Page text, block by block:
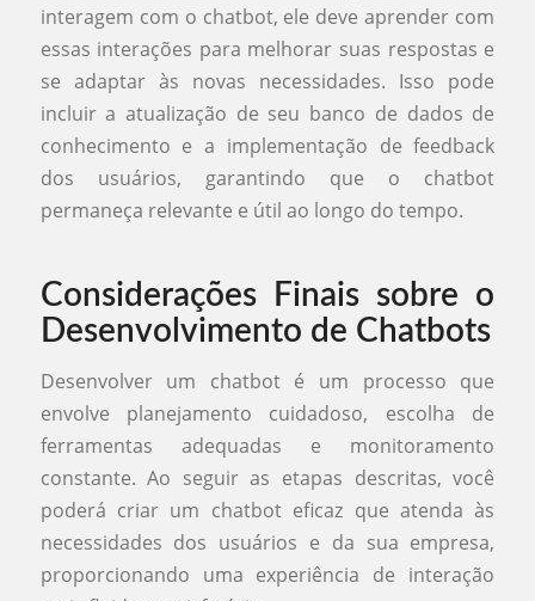
interagem com o chatbot, ele deve aprender com
essas interações para melhorar suas respostas e
se adaptar às novas necessidades. Isso pode
incluir a atualização de seu banco de dados de
conhecimento e a implementação de feedback
dos usuários, garantindo que o chatbot
permaneça relevante e útil ao longo do tempo.
Considerações Finais sobre o
Desenvolvimento de Chatbots
Desenvolver um chatbot é um processo que
envolve planejamento cuidadoso, escolha de
ferramentas adequadas e monitoramento
constante. Ao seguir as etapas descritas, você
poderá criar um chatbot eficaz que atenda às
necessidades dos usuários e da sua empresa,
proporcionando uma experiência de interação